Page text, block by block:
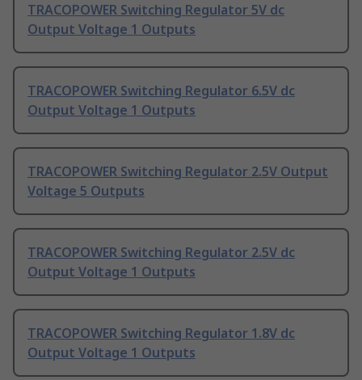
TRACOPOWER Switching Regulator 5V dc
Output Voltage 1 Outputs
TRACOPOWER Switching Regulator 6.5V dc
Output Voltage 1 Outputs
TRACOPOWER Switching Regulator 2.5V Output
Voltage 5 Outputs
TRACOPOWER Switching Regulator 2.5V dc
Output Voltage 1 Outputs
TRACOPOWER Switching Regulator 1.8V dc
Output Voltage 1 Outputs